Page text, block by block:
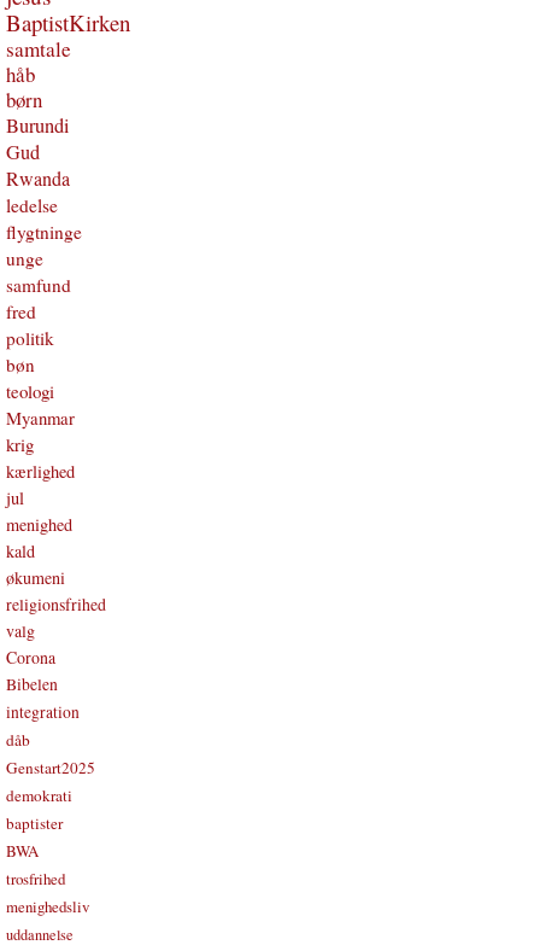
BaptistKirken
samtale
håb
børn
Burundi
Gud
Rwanda
ledelse
flygtninge
unge
samfund
fred
politik
bøn
teologi
Myanmar
krig
kærlighed
jul
menighed
kald
økumeni
religionsfrihed
valg
Corona
Bibelen
integration
dåb
Genstart2025
demokrati
baptister
BWA
trosfrihed
menighedsliv
uddannelse